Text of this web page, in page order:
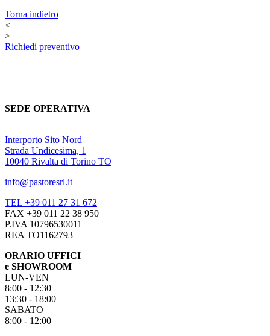
Torna indietro
<
>
Richiedi preventivo
SEDE OPERATIVA
Interporto Sito Nord
Strada Undicesima, 1
10040 Rivalta di Torino TO
info@pastoresrl.it
TEL +39 011 27 31 672
FAX +39 011 22 38 950
P.IVA 10796530011
REA TO1162793
ORARIO UFFICI
e SHOWROOM
LUN-VEN
8:00 - 12:30
13:30 - 18:00
SABATO
8:00 - 12:00